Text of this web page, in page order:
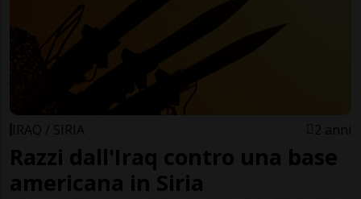
IRAQ / SIRIA 2 anni
Razzi dall'Iraq contro una base
americana in Siria